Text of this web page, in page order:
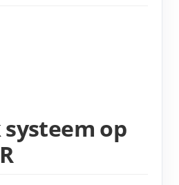
voor zonne-PV-systemen
systeem op